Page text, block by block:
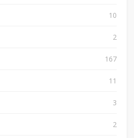
10
2
167
11
3
2